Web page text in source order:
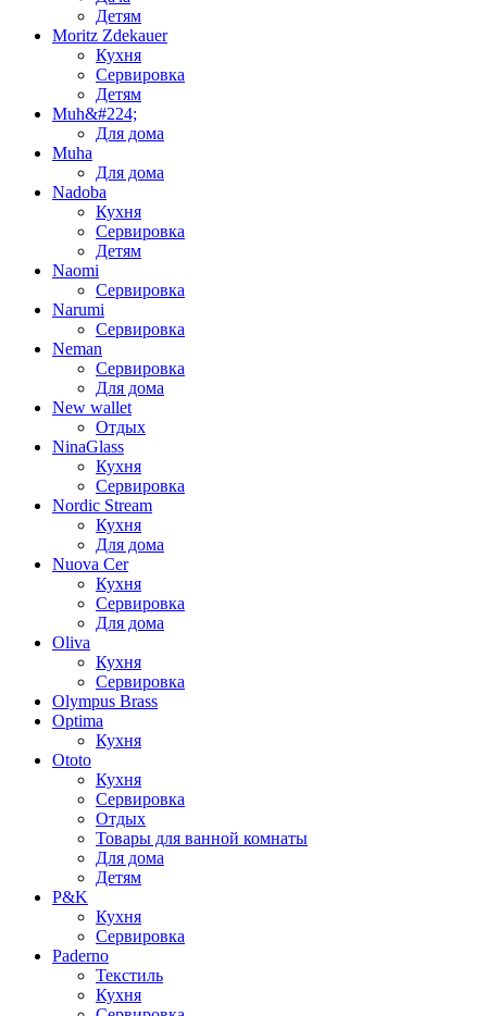
Детям
Moritz Zdekauer
Кухня
Сервировка
Детям
Muh&#224;
Для дома
Muha
Для дома
Nadoba
Кухня
Сервировка
Детям
Naomi
Сервировка
Narumi
Сервировка
Neman
Сервировка
Для дома
New wallet
Отдых
NinaGlass
Кухня
Сервировка
Nordic Stream
Кухня
Для дома
Nuova Cer
Кухня
Сервировка
Для дома
Oliva
Кухня
Сервировка
Olympus Brass
Optima
Кухня
Ototo
Кухня
Сервировка
Отдых
Товары для ванной комнаты
Для дома
Детям
P&K
Кухня
Сервировка
Paderno
Текстиль
Кухня